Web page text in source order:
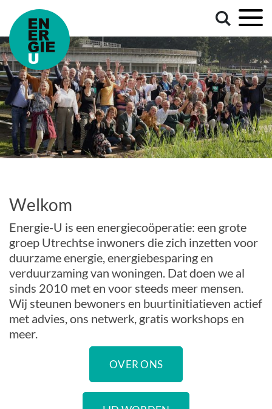
Welkom
Energie-U is een energiecoöperatie: een grote
groep Utrechtse inwoners die zich inzetten voor
duurzame energie, energiebesparing en
verduurzaming van woningen. Dat doen we al
sinds 2010 met en voor steeds meer mensen.
Wij steunen bewoners en buurtinitiatieven actief
met advies, ons netwerk, gratis workshops en
meer.
OVER ONS